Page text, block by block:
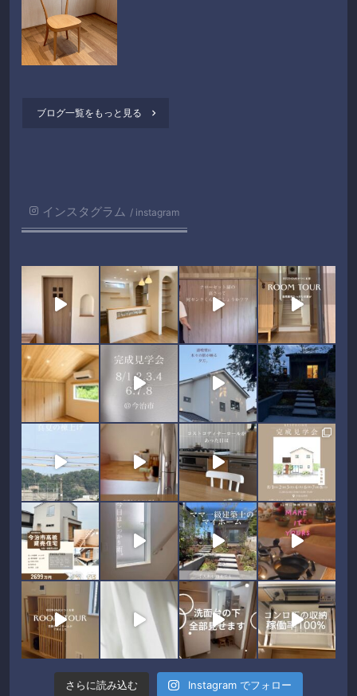
ブログ一覧をもっと見る 
インスタグラム instagram
さらに読み込む Instagram でフォロー